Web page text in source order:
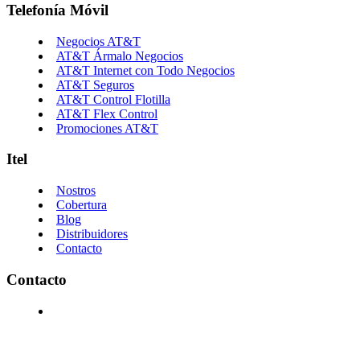
Telefonía Móvil
Negocios AT&T
AT&T Ármalo Negocios
AT&T Internet con Todo Negocios
AT&T Seguros
AT&T Control Flotilla
AT&T Flex Control
Promociones AT&T
Itel
Nostros
Cobertura
Blog
Distribuidores
Contacto
Contacto